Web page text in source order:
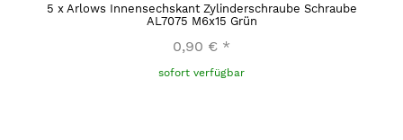
5 x Arlows Innensechskant Zylinderschraube Schraube
AL7075 M6x15 Grün
0,90 € *
sofort verfügbar